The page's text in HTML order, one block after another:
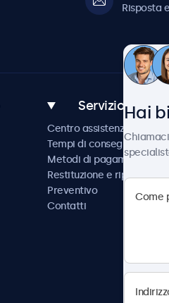
Risposta
Servizio Clienti
Centro assistenza
Tempi di consegna
Metodi di pagamento
Restituzione e riparazione
Preventivo
Contatti
Hai